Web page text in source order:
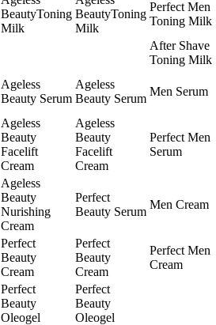
BeautyToning
Milk
BeautyToning
Milk
Perfect Men
Toning Milk
After Shave
Toning Milk
Ageless
Beauty Serum
Ageless
Beauty Serum
Men Serum
Ageless
Beauty
Facelift
Cream
Ageless
Beauty
Facelift
Cream
Perfect Men
Serum
Ageless
Beauty
Nurishing
Cream
Perfect
Beauty Serum
Men Cream
Perfect
Beauty
Cream
Perfect
Beauty
Cream
Perfect Men
Cream
Perfect
Beauty
Oleogel
Perfect
Beauty
Oleogel